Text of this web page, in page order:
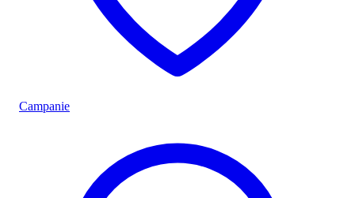
Campanie